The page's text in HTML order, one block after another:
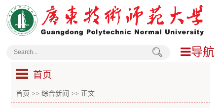
导航
首页
首页 >>综合新闻 >> 正文